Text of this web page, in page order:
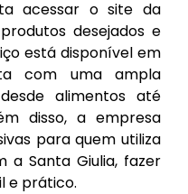
acessar o site da
desejados e
está disponível em
com uma ampla
alimentos até
disso, a empresa
para quem utiliza
a Santa Giulia, fazer
e prático.